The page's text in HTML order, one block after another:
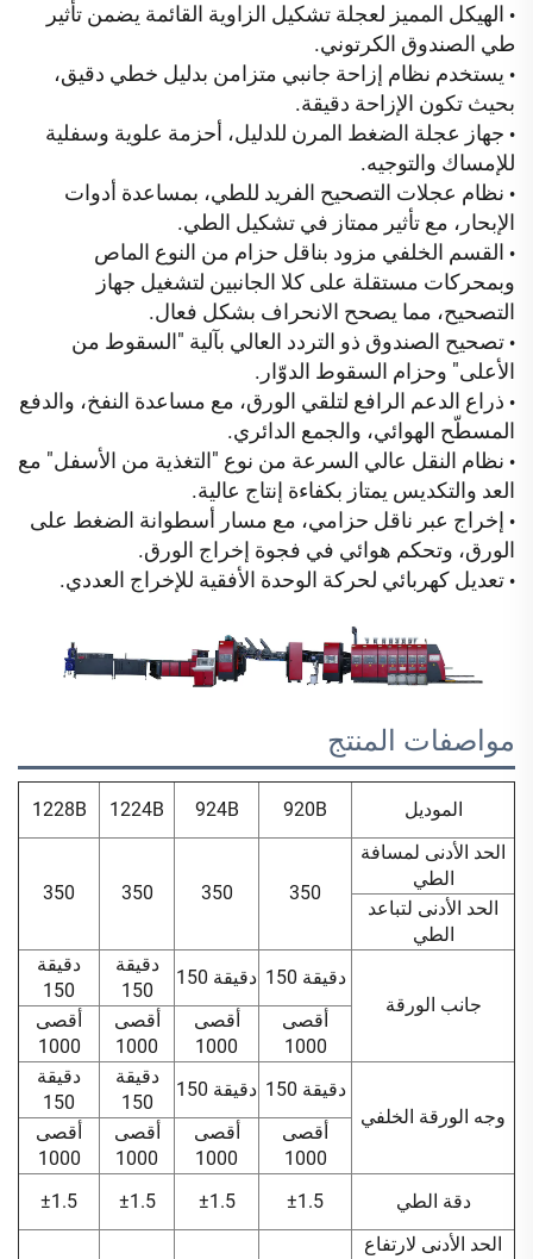
• الهيكل المميز لعجلة تشكيل الزاوية القائمة يضمن تأثير
طي الصندوق الكرتوني.
• يستخدم نظام إزاحة جانبي متزامن بدليل خطي دقيق،
بحيث تكون الإزاحة دقيقة.
• جهاز عجلة الضغط المرن للدليل، أحزمة علوية وسفلية
للإمساك والتوجيه.
• نظام عجلات التصحيح الفريد للطي، بمساعدة أدوات
الإبحار، مع تأثير ممتاز في تشكيل الطي.
• القسم الخلفي مزود بناقل حزام من النوع الماص
وبمحركات مستقلة على كلا الجانبين لتشغيل جهاز
التصحيح، مما يصحح الانحراف بشكل فعال.
• تصحيح الصندوق ذو التردد العالي بآلية "السقوط من
الأعلى" وحزام السقوط الدوّار.
• ذراع الدعم الرافع لتلقي الورق، مع مساعدة النفخ، والدفع
المسطّح الهوائي، والجمع الدائري.
• نظام النقل عالي السرعة من نوع "التغذية من الأسفل" مع
العد والتكديس يمتاز بكفاءة إنتاج عالية.
• إخراج عبر ناقل حزامي، مع مسار أسطوانة الضغط على
الورق، وتحكم هوائي في فجوة إخراج الورق.
• تعديل كهربائي لحركة الوحدة الأفقية للإخراج العددي.
مواصفات المنتج
الموديل 920B
924B
1224B
1228B
الحد الأدنى لمسافة
الطي
350
350
350
350
الحد الأدنى لتباعد
الطي
جانب الورقة
دقيقة 150 دقيقة 150
دقيقة
150
دقيقة
150
أقصى
1000
أقصى
1000
أقصى
1000
أقصى
1000
وجه الورقة الخلفي
دقيقة 150 دقيقة 150
دقيقة
150
دقيقة
150
أقصى
1000
أقصى
1000
أقصى
1000
أقصى
1000
دقة الطي
±1.5
±1.5
±1.5
±1.5
الحد الأدنى لارتفاع